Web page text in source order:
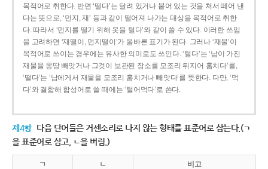
목적어로 취한다. 반면 ‘떨다’는 달려 있거나 붙어 있는 것을 쳐서 떼어 낸
다는 뜻으로, ‘먼지, 재’ 등과 같이 떨어져 나가는 대상을 목적어로 취한
다. 따라서 ‘먼지를 떨기 위해 옷을 털다’와 같이 쓸 수 있다. 이러한 쓰임
을 고려하면 ‘재떨이, 먼지떨이’가 올바른 표기가 된다. 그러나 ‘재물’이
목적어로 쓰이는 경우에는 유사한 의미로도 쓰인다. ‘털다’는 ‘남이 가진
재물을 몽땅 빼앗거나 그것이 보관된 장소를 모조리 뒤지어 훔치다’를,
‘떨다’는 ‘남에게서 재물을 모조리 훔치거나 빼앗다’를 뜻한다. 다만, ‘먹
다’와 결합해 합성어로 쓸 때에는 ‘털어먹다’로 쓴다.
제4항 다음 단어들은 거센소리로 나지 않는 형태를 표준어로 삼는다.(ㄱ
을 표준어로 삼고, ㄴ을 버림.)
ㄱ ㄴ 비고